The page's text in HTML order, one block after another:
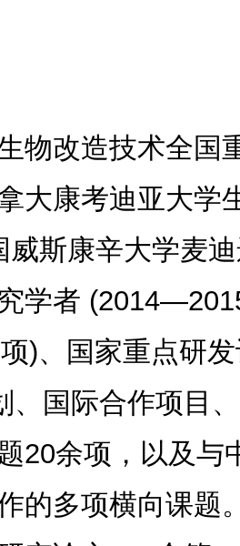
物改造技术全国
大康考迪亚大
威斯康辛大学麦
学者
)、国家重点研
、国际合作项目
20余项，以及与
的多项横向课题